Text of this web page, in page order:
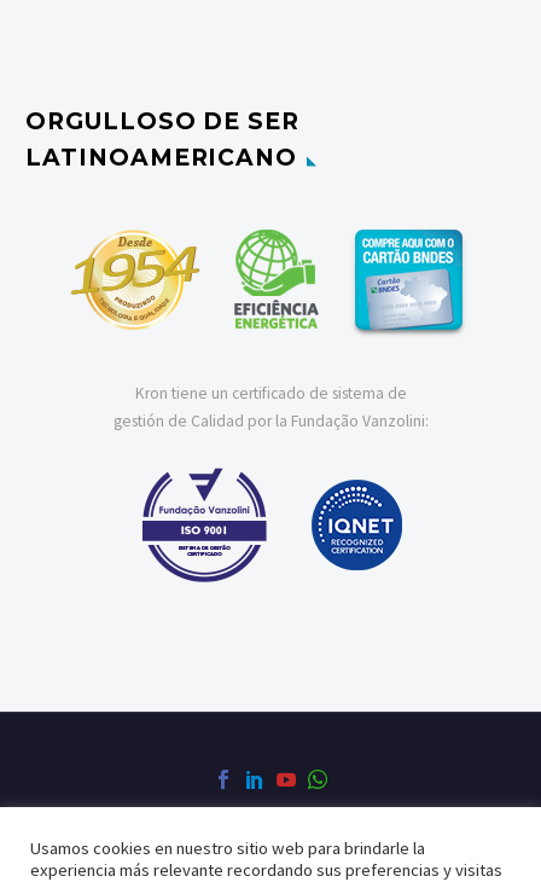
ORGULLOSO DE SER
LATINOAMERICANO
Kron tiene un certificado de sistema de
gestión de Calidad por la Fundação Vanzolini:
Política de Privacidad Política de Calidad
Usamos cookies en nuestro sitio web para brindarle la
experiencia más relevante recordando sus preferencias y visitas